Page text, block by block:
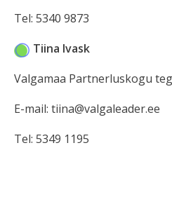
Tel: 5340 9873
Tiina Ivask
Valgamaa Partnerluskogu
E-mail: tiina@valgaleader.ee
Tel: 5349 1195